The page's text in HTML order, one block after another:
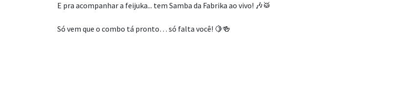
E pra acompanhar a feijuka... tem Samba da Fabrika ao vivo! 🎶🥁
Só vem que o combo tá pronto… só falta você! 🍋🍻